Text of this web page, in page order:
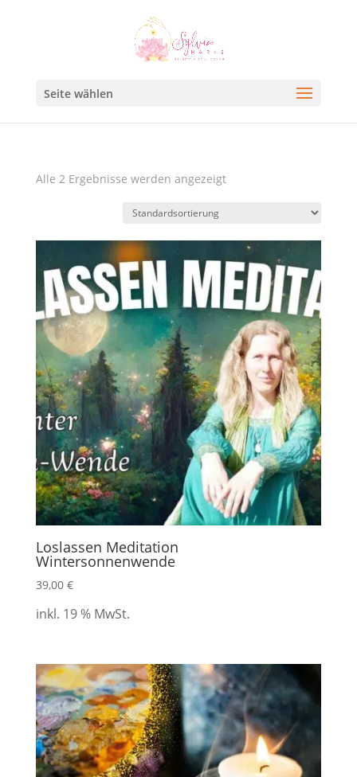
Seite wählen
Alle 2 Ergebnisse werden angezeigt
Loslassen Meditation
Wintersonnenwende
39,00 €
inkl. 19 % MwSt.